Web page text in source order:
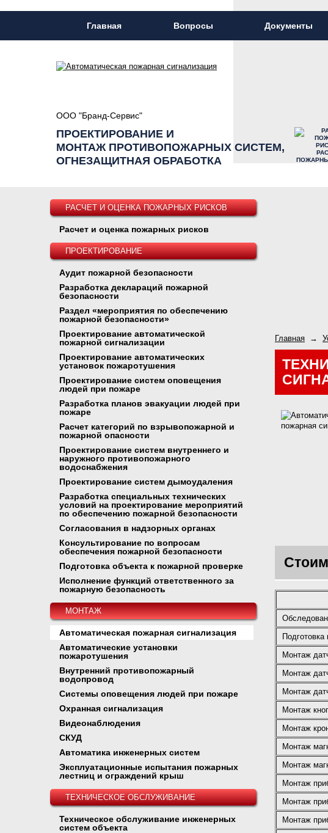
Главная Вопросы Документы
ООО "Бранд-Сервис"
ПРОЕКТИРОВАНИЕ И
МОНТАЖ ПРОТИВОПОЖАРНЫХ СИСТЕМ,
ОГНЕЗАЩИТНАЯ ОБРАБОТКА
Главная →
Монтаж
Монтаж
Монтаж
Монтаж
Монтаж
Монтаж
Монтаж
Монтаж
Монтаж
Монтаж
РАСЧЕТ И ОЦЕНКА ПОЖАРНЫХ РИСКОВ
Расчет и оценка пожарных рисков
ПРОЕКТИРОВАНИЕ
Аудит пожарной безопасности
Разработка деклараций пожарной
безопасности
Раздел «мероприятия по обеспечению
пожарной безопасности»
Проектирование автоматической
пожарной сигнализации
Проектирование автоматических
установок пожаротушения
Проектирование систем оповещения
людей при пожаре
Разработка планов эвакуации людей при
пожаре
Расчет категорий по взрывопожарной и
пожарной опасности
Проектирование систем внутреннего и
наружного противопожарного
водоснабжения
Проектирование систем дымоудаления
Разработка специальных технических
условий на проектирование мероприятий
по обеспечению пожарной безопасности
Согласования в надзорных органах
Консультирование по вопросам
обеспечения пожарной безопасности
Подготовка объекта к пожарной проверке
Исполнение функций ответственного за
пожарную безопасность
МОНТАЖ
Автоматическая пожарная сигнализация
Автоматические установки
пожаротушения
Внутренний противопожарный
водопровод
Системы оповещения людей при пожаре
Охранная сигнализация
Видеонаблюдения
СКУД
Автоматика инженерных систем
Эксплуатационные испытания пожарных
лестниц и ограждений крыш
ТЕХНИЧЕСКОЕ ОБСЛУЖИВАНИЕ
Техническое обслуживание инженерных
систем объекта